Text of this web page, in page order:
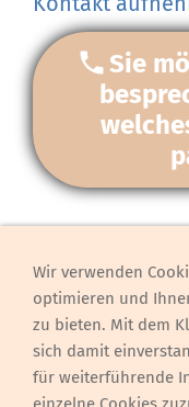
Sie
Preise/Sozialtarif
Gesetzlicher Hinweis
DSGVO - Datenschutz
Cookie-Bot - Der
Wir verwenden
optimieren und
zu bieten. Mit dem
sich damit
für weiterführende